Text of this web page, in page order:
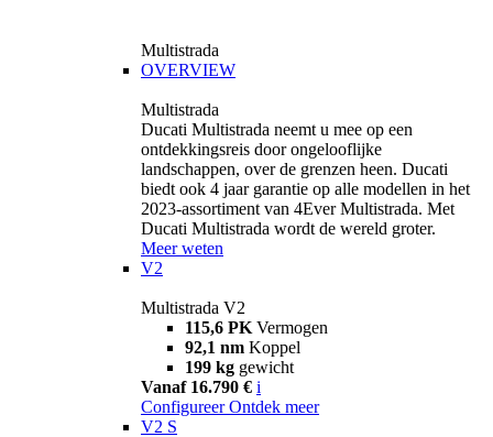
Multistrada
OVERVIEW
Multistrada
Ducati Multistrada neemt u mee op een
ontdekkingsreis door ongelooflijke
landschappen, over de grenzen heen. Ducati
biedt ook 4 jaar garantie op alle modellen in het
2023-assortiment van 4Ever Multistrada. Met
Ducati Multistrada wordt de wereld groter.
Meer weten
V2
Multistrada V2
115,6 PK Vermogen
92,1 nm Koppel
199 kg gewicht
Vanaf 16.790 € i
Configureer Ontdek meer
V2 S